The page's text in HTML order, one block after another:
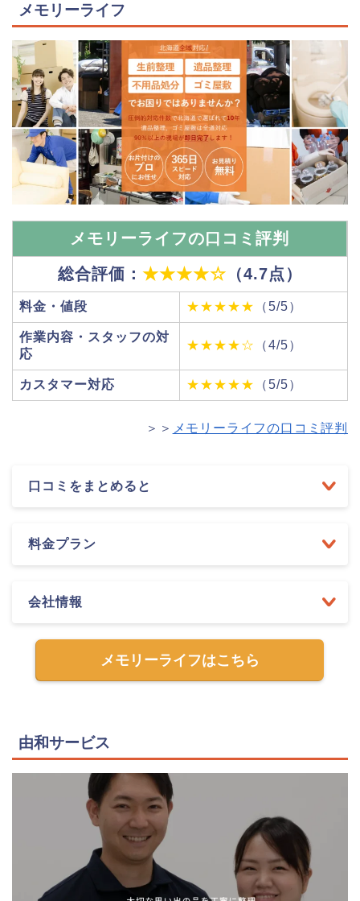
メモリーライフ
メモリーライフの口コミ評判
総合評価： ★★★★☆ （4.7点）
料金・値段 ★★★★★ （5/5）
作業内容・スタッフの対
応
★★★★☆ （4/5）
カスタマー対応 ★★★★★ （5/5）
＞＞ メモリーライフの口コミ評判
口コミをまとめると
料金プラン
会社情報
メモリーライフはこちら
由和サービス